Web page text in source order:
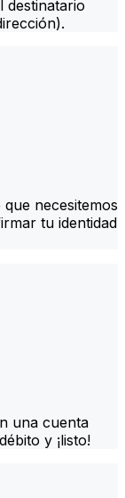
destinatario
necesitemos
tu identidad
una cuenta
y ¡listo!